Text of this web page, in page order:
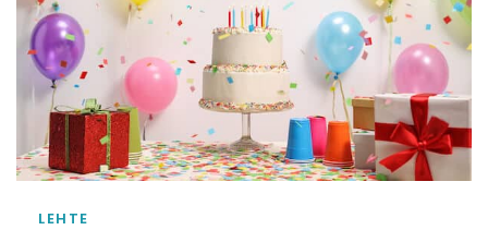
LEHTE